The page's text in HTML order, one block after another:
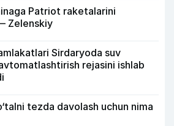
Patriot raketalarini
Zelenskiy
Sirdaryoda suv
rejasini ishlab
tezda davolash uchun nima